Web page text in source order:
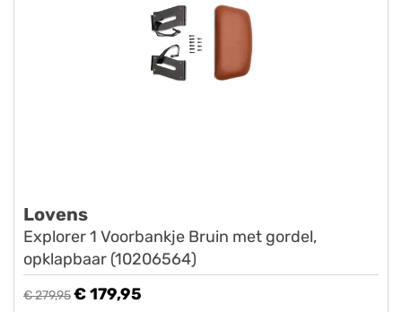
Lovens
Explorer 1 Voorbankje Bruin met gordel,
opklapbaar (10206564)
€ 279,95€ 179,95